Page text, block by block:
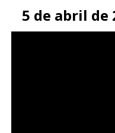
5 de abril de